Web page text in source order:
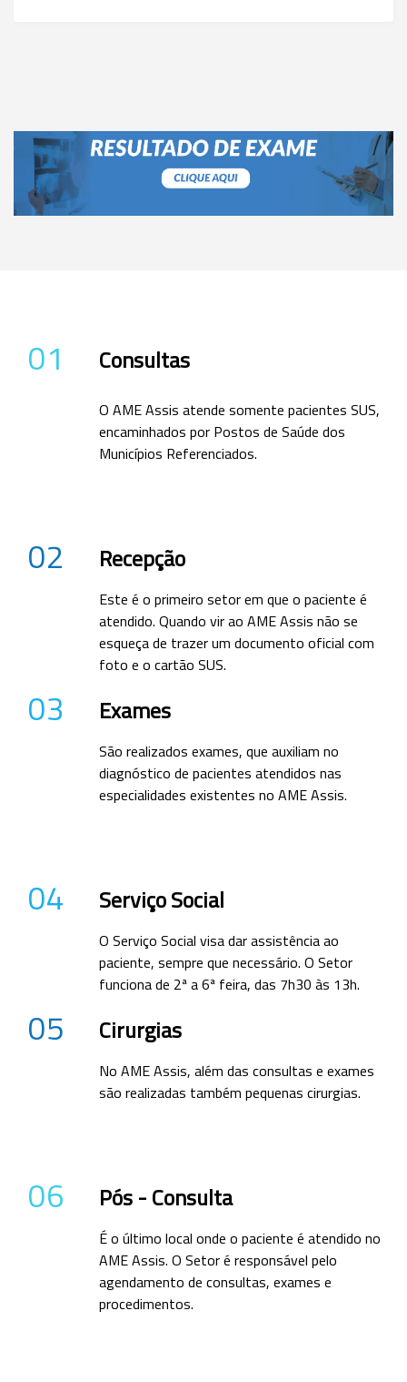
01 Consultas
O AME Assis atende somente pacientes SUS,
encaminhados por Postos de Saúde dos
Municípios Referenciados.
02 Recepção
Este é o primeiro setor em que o paciente é
atendido. Quando vir ao AME Assis não se
esqueça de trazer um documento oficial com
foto e o cartão SUS.
03 Exames
São realizados exames, que auxiliam no
diagnóstico de pacientes atendidos nas
especialidades existentes no AME Assis.
04 Serviço Social
O Serviço Social visa dar assistência ao
paciente, sempre que necessário. O Setor
funciona de 2ª a 6ª feira, das 7h30 às 13h.
05 Cirurgias
No AME Assis, além das consultas e exames
são realizadas também pequenas cirurgias.
06 Pós - Consulta
É o último local onde o paciente é atendido no
AME Assis. O Setor é responsável pelo
agendamento de consultas, exames e
procedimentos.